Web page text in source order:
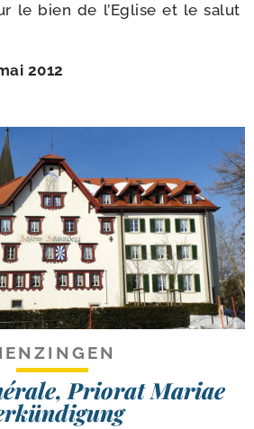
le bien de l’Eglise et le salut
2012
Priorat Mariae